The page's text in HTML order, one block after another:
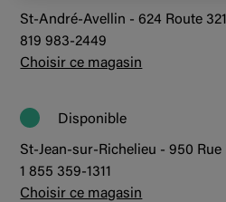
St-André-Avellin - 624 Route
819 983-2449
Choisir ce magasin
Disponible
St-Jean-sur-Richelieu - 950 Rue
1 855 359-1311
Choisir ce magasin